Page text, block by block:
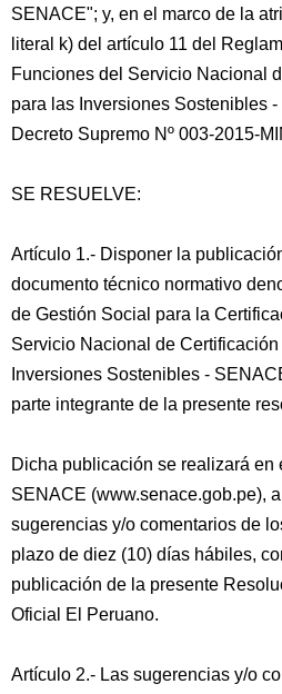
SENACE"; y, en el marco de la
literal k) del artículo 11 del
Funciones del Servicio Nacional
para las Inversiones Sostenibles
Decreto Supremo Nº 003-2015-
SE RESUELVE:
Artículo 1.- Disponer la
documento técnico normativo
de Gestión Social para la
Servicio Nacional de
Inversiones Sostenibles -
parte integrante de la presente
Dicha publicación se realizará en
SENACE (www.senace.gob.pe),
sugerencias y/o comentarios de
plazo de diez (10) días hábiles,
publicación de la presente
Oficial El Peruano.
Artículo 2.- Las sugerencias y/o